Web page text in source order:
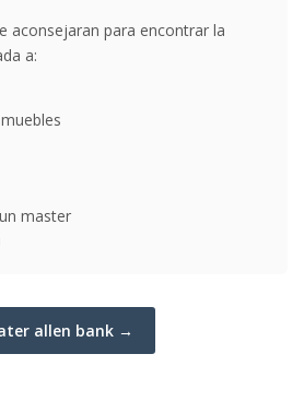
aconsejaran para encontrar la
a:
master
allen bank →